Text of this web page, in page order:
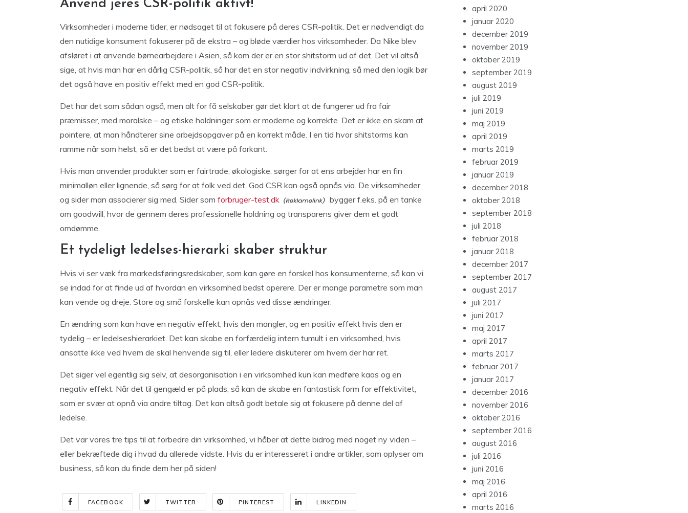
Anvend jeres CSR-politik aktivt!
Virksomheder i moderne tider, er nødsaget til at fokusere på deres CSR-politik. Det er nødvendigt da
den nutidige konsument fokuserer på de ekstra – og bløde værdier hos virksomheder. Da Nike blev
afsløret i at anvende børnearbejdere i Asien, så kom der er en stor shitstorm ud af det. Det vil altså
sige, at hvis man har en dårlig CSR-politik, så har det en stor negativ indvirkning, så med den logik bør
det også have en positiv effekt med en god CSR-politik.
Det har det som sådan også, men alt for få selskaber gør det klart at de fungerer ud fra fair
præmisser, med moralske – og etiske holdninger som er moderne og korrekte. Det er ikke en skam at
pointere, at man håndterer sine arbejdsopgaver på en korrekt måde. I en tid hvor shitstorms kan
ramme når som helst, så er det bedst at være på forkant.
Hvis man anvender produkter som er fairtrade, økologiske, sørger for at ens arbejder har en fin
minimalløn eller lignende, så sørg for at folk ved det. God CSR kan også opnås via. De virksomheder
og sider man associerer sig med. Sider som forbruger-test.dk
bygger f.eks. på en tanke
om goodwill, hvor de gennem deres professionelle holdning og transparens giver dem et godt
omdømme.
Et tydeligt ledelses-hierarki skaber struktur
Hvis vi ser væk fra markedsføringsredskaber, som kan gøre en forskel hos konsumenterne, så kan vi
se indad for at finde ud af hvordan en virksomhed bedst operere. Der er mange parametre som man
kan vende og dreje. Store og små forskelle kan opnås ved disse ændringer.
En ændring som kan have en negativ effekt, hvis den mangler, og en positiv effekt hvis den er
tydelig – er ledelseshierarkiet. Det kan skabe en forfærdelig intern tumult i en virksomhed, hvis
ansatte ikke ved hvem de skal henvende sig til, eller ledere diskuterer om hvem der har ret.
Det siger vel egentlig sig selv, at desorganisation i en virksomhed kun kan medføre kaos og en
negativ effekt. Når det til gengæld er på plads, så kan de skabe en fantastisk form for effektivitet,
som er svær at opnå via andre tiltag. Det kan altså godt betale sig at fokusere på denne del af
ledelse.
Det var vores tre tips til at forbedre din virksomhed, vi håber at dette bidrog med noget ny viden –
eller bekræftede dig i hvad du allerede vidste. Hvis du er interesseret i andre artikler, som oplyser om
business, så kan du finde dem her på siden!
FACEBOOK TWITTER PINTEREST LINKEDIN
april 2020
januar 2020
december 2019
november 2019
oktober 2019
september 2019
august 2019
juli 2019
juni 2019
maj 2019
april 2019
marts 2019
februar 2019
januar 2019
december 2018
oktober 2018
september 2018
juli 2018
februar 2018
januar 2018
december 2017
september 2017
august 2017
juli 2017
juni 2017
maj 2017
april 2017
marts 2017
februar 2017
januar 2017
december 2016
november 2016
oktober 2016
september 2016
august 2016
juli 2016
juni 2016
maj 2016
april 2016
marts 2016